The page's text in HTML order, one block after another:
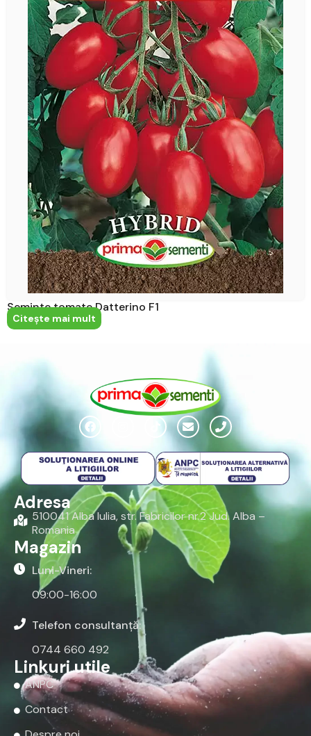
Seminte tomate Datterino F1
Citeşte mai mult
Adresa
510041 Alba Iulia, str. Fabricilor nr.2 Jud. Alba –
Romania
Magazin
Luni-Vineri:
09:00-16:00
Telefon consultanță:
0744 660 492
Linkuri utile
ANPC
Contact